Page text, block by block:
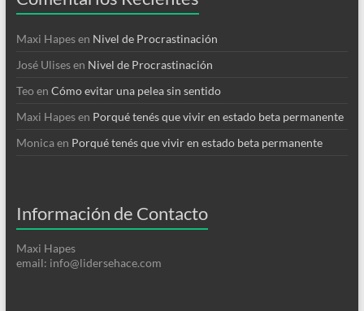
Maxi Hapesen Nivel de Procrastinación
José Ulisesen Nivel de Procrastinación
Teo en Cómo evitar una pelea sin sentido
Maxi Hapesen Porqué tenés que vivir en estado beta permanente
Monicaen Porqué tenés que vivir en estado beta permanente
Información de Contacto
Maxi Hapes
email: info@lidersehace.com